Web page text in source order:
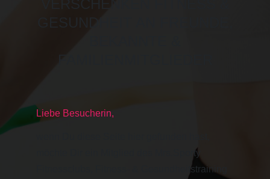
Liebe Besucherin,
möchte Dir ein Mitglied des Mrs.Sporty
Fitnessclubs, Fitness- & Gesundheitstraining